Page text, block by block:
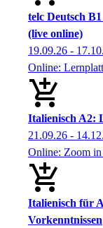
telc Deutsch
(live online)
19.09.26 -
Online:
Italienisch A2:
21.09.26 -
Online: Zoom
Italienisch für
Vorkenntnissen